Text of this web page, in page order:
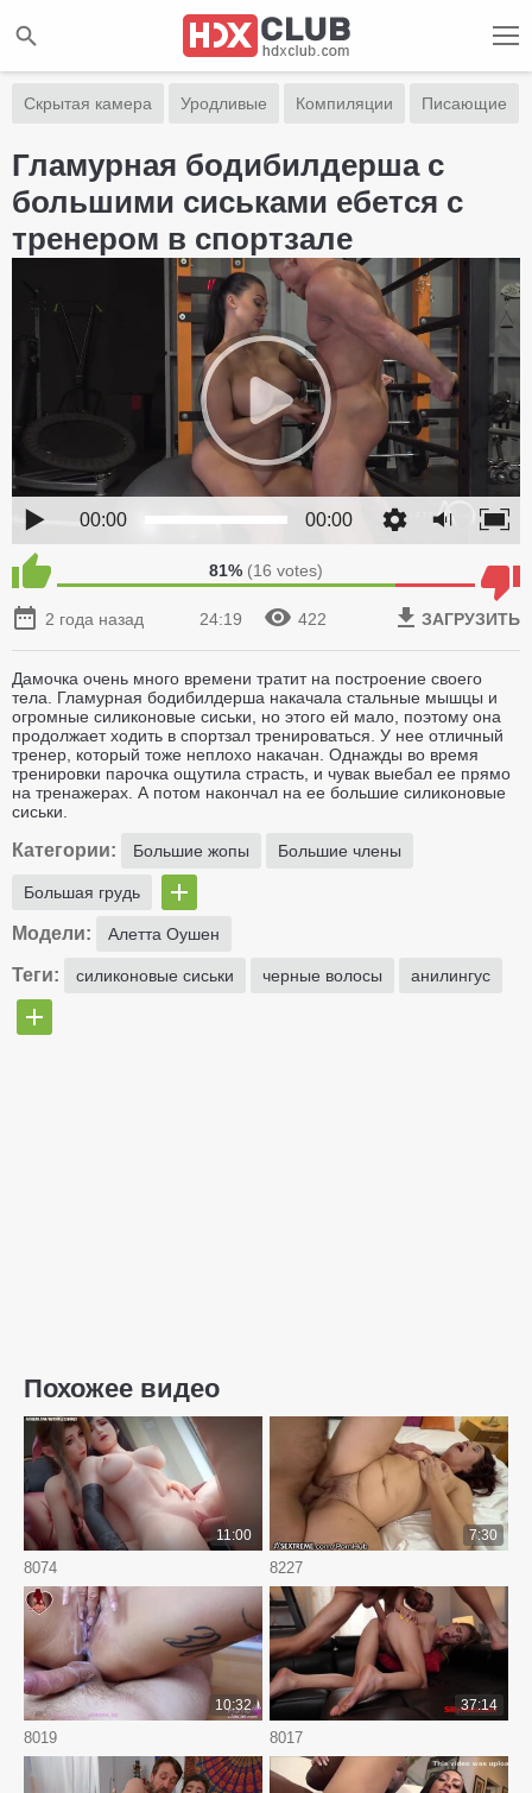
Скрытая камера Уродливые Компиляции Писающие
Гламурная бодибилдерша с
большими сиськами ебется с
тренером в спортзале
00:00 00:00
81% (16 votes)
2 года назад 24:19 422 ЗАГРУЗИТЬ
Дамочка очень много времени тратит на построение своего
тела. Гламурная бодибилдерша накачала стальные мышцы и
огромные силиконовые сиськи, но этого ей мало, поэтому она
продолжает ходить в спортзал тренироваться. У нее отличный
тренер, который тоже неплохо накачан. Однажды во время
тренировки парочка ощутила страсть, и чувак выебал ее прямо
на тренажерах. А потом накончал на ее большие силиконовые
сиськи.
Категории: Большие жопы Большие члены
Большая грудь
Модели: Алетта Оушен
Теги: силиконовые сиськи черные волосы анилингус
Похожее видео
8074
11:00
8227
7:30
8019
10:32
8017
37:14